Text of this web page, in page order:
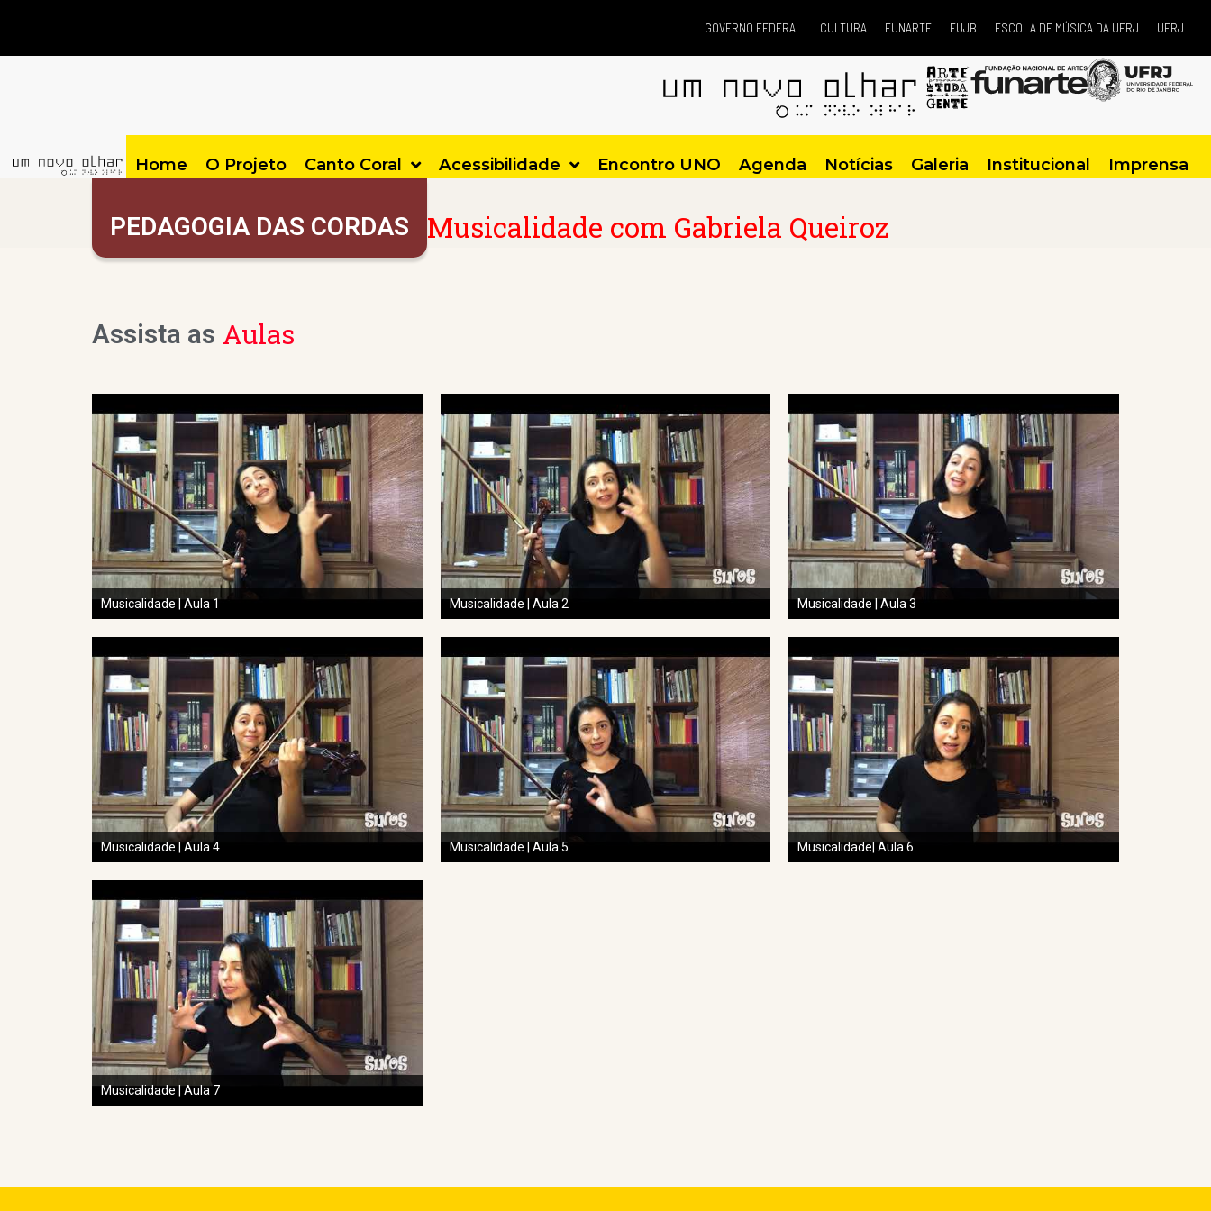
GOVERNO FEDERAL CULTURA FUNARTE FUJB ESCOLA DE MÚSICA DA UFRJ UFRJ
Home O Projeto Canto Coral Acessibilidade Encontro UNO Agenda Notícias Galeria Institucional Imprensa
PEDAGOGIA DAS CORDAS Musicalidade com Gabriela Queiroz
Assista as Aulas
Musicalidade | Aula 1 Musicalidade | Aula 2 Musicalidade | Aula 3
Musicalidade | Aula 4 Musicalidade | Aula 5 Musicalidade| Aula 6
Musicalidade | Aula 7